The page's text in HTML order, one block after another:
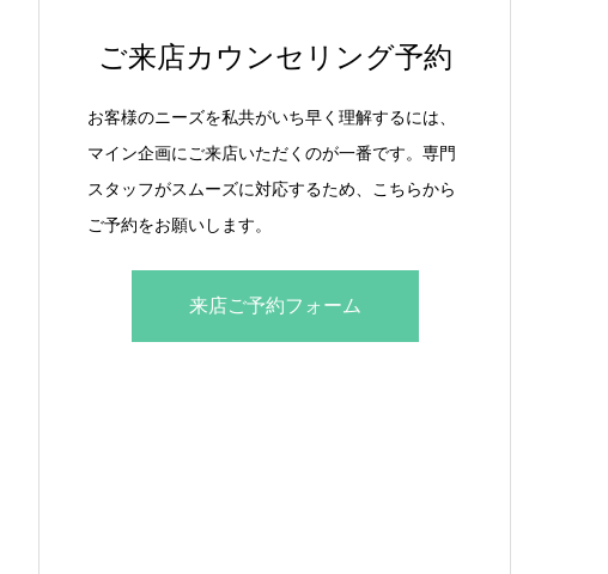
ご来店カウンセリング予約
お客様のニーズを私共がいち早く理解するには、
マイン企画にご来店いただくのが一番です。専門
スタッフがスムーズに対応するため、こちらから
ご予約をお願いします。
来店ご予約フォーム